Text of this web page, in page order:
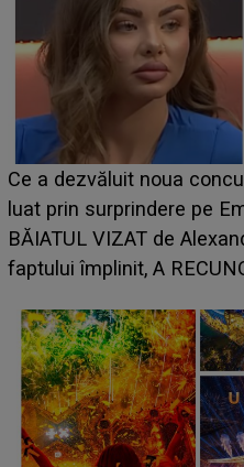
Ce a dezvăluit noua
luat prin surprindere pe
BĂIATUL VIZAT de
faptului împlinit, A